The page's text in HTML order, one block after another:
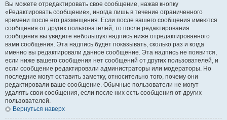
Вы можете отредактировать свое сообщение, нажав кнопку
«Редактировать сообщение», иногда лишь в течение ограниченного
времени после его размещения. Если после вашего сообщения имеются
сообщения от других пользователей, то после редактирования
сообщения вы увидите небольшую надпись ниже отредактированного
вами сообщения. Эта надпись будет показывать, сколько раз и когда
именно вы редактировали данное сообщение. Эта надпись не появится,
если ниже вашего сообщения нет сообщений от других пользователей, и
если сообщение редактировали администраторы или модераторы. Но
последние могут оставить заметку, относительно того, почему они
редактировали ваше сообщение. Обычные пользователи не могут
удалять свои сообщения, если после них есть сообщения от других
пользователей.
Вернуться наверх